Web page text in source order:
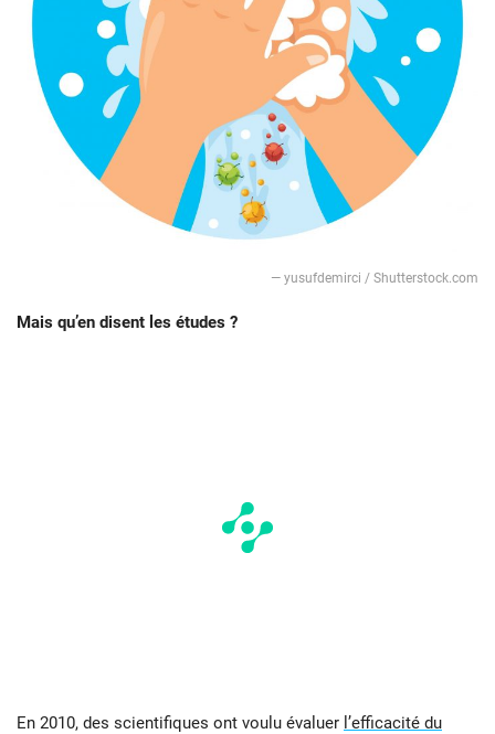
— yusufdemirci / Shutterstock.com
Mais qu’en disent les études ?
En 2010, des scientifiques ont voulu évaluer l’efficacité du